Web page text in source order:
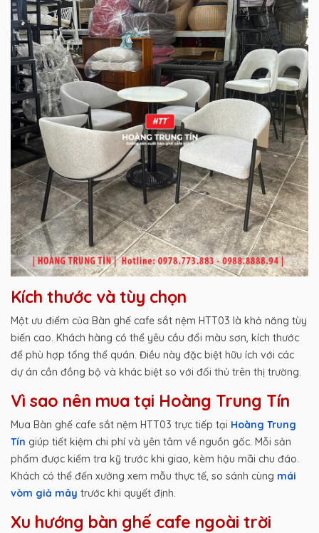
Kích thước và tùy chọn
Một ưu điểm của Bàn ghế cafe sắt nệm HTT03 là khả năng tùy
biến cao. Khách hàng có thể yêu cầu đổi màu sơn, kích thước
để phù hợp tổng thể quán. Điều này đặc biệt hữu ích với các
dự án cần đồng bộ và khác biệt so với đối thủ trên thị trường.
Vì sao nên mua tại Hoàng Trung Tín
Mua Bàn ghế cafe sắt nệm HTT03 trực tiếp tại Hoàng Trung
Tín giúp tiết kiệm chi phí và yên tâm về nguồn gốc. Mỗi sản
phẩm được kiểm tra kỹ trước khi giao, kèm hậu mãi chu đáo.
Khách có thể đến xưởng xem mẫu thực tế, so sánh cùng mái
vòm giả mây trước khi quyết định.
Xu hướng bàn ghế cafe ngoài trời